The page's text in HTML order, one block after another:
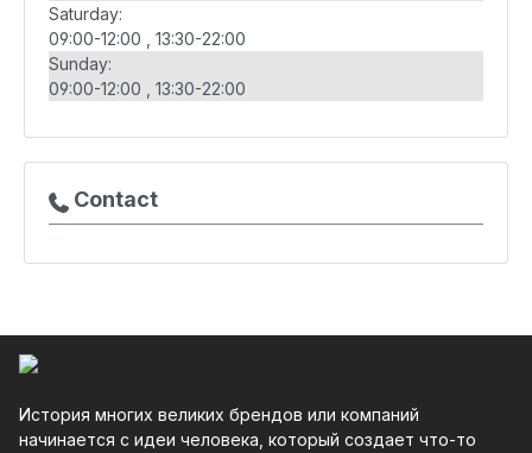
Saturday:
09:00-12:00
13:30-22:00
Sunday:
09:00-12:00
13:30-22:00
Contact
История многих великих брендов или компаний
начинается с идеи человека, который создает что-то